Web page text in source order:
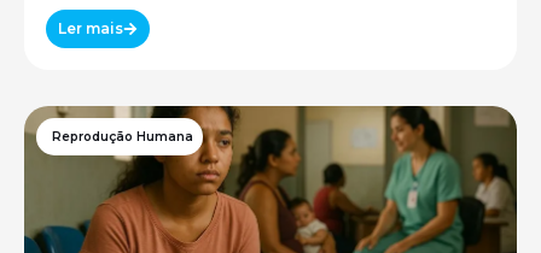
Ler mais
Reprodução Humana